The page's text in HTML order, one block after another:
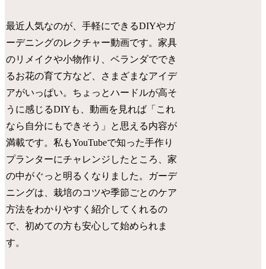
最近人気なのが、手軽にできるDIYやガ
ーデニングのレクチャー動画です。家具
のリメイクや小物作り、ベランダででき
るお花の育て方など、さまざまなアイデ
アがいっぱい。ちょっとハードルが高そ
うに感じるDIYも、動画を見れば「これ
なら自分にもできそう」と思える内容が
満載です。私もYouTubeで知った手作り
プランターにチャレンジしたところ、家
の中がぐっと明るくなりました。ガーデ
ニングは、栽培のコツや季節ごとのケア
方法をわかりやすく紹介してくれるの
で、初めての方も安心して始められま
す。